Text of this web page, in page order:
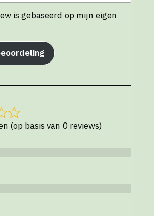
is gebaseerd op mijn eigen
(op basis van 0 reviews)